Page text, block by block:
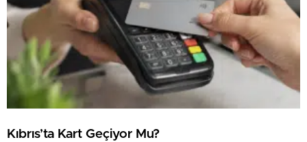
Kıbrıs’ta Kart Geçiyor Mu?